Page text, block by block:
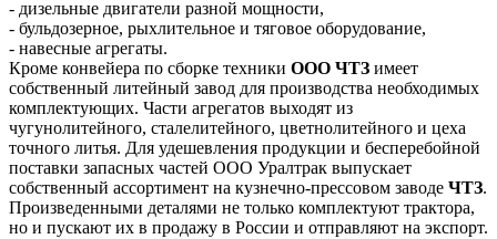
- дизельные двигатели разной мощности,
- бульдозерное, рыхлительное и тяговое оборудование,
- навесные агрегаты.
Кроме конвейера по сборке техники ООО ЧТЗ имеет
собственный литейный завод для производства необходимых
комплектующих. Части агрегатов выходят из
чугунолитейного, сталелитейного, цветнолитейного и цеха
точного литья. Для удешевления продукции и бесперебойной
поставки запасных частей ООО Уралтрак выпускает
собственный ассортимент на кузнечно-прессовом заводе ЧТЗ.
Произведенными деталями не только комплектуют трактора,
но и пускают их в продажу в России и отправляют на экспорт.